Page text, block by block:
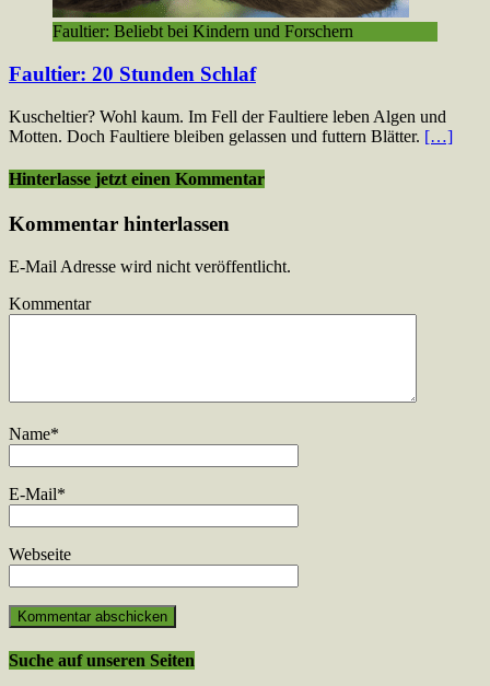
Faultier: Beliebt bei Kindern und Forschern
Faultier: 20 Stunden Schlaf
Kuscheltier? Wohl kaum. Im Fell der Faultiere leben Algen und
Motten. Doch Faultiere bleiben gelassen und futtern Blätter. […]
Hinterlasse jetzt einen Kommentar
Kommentar hinterlassen
E-Mail Adresse wird nicht veröffentlicht.
Kommentar
Name*
E-Mail*
Webseite
Suche auf unseren Seiten